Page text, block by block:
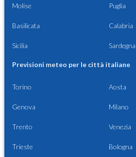
Molise Puglia
Basilicata Calabria
Sicilia Sardegna
Previsioni meteo per le città italiane
Torino Aosta
Genova Milano
Trento Venezia
Trieste Bologna